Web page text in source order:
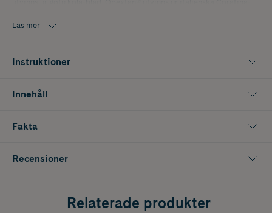
oändligt och ger ett skydd mot fukt och luft.
Malmö, som tar fram kosttillskott med fokus på innovation,
dokumentation och hållbarhet.
Läs mer
Instruktioner
Innehåll
Fakta
Recensioner
Relaterade produkter